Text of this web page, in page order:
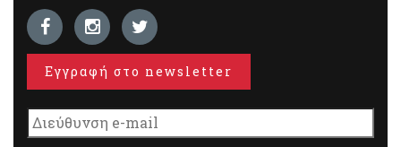
Εγγραφή στο newsletter